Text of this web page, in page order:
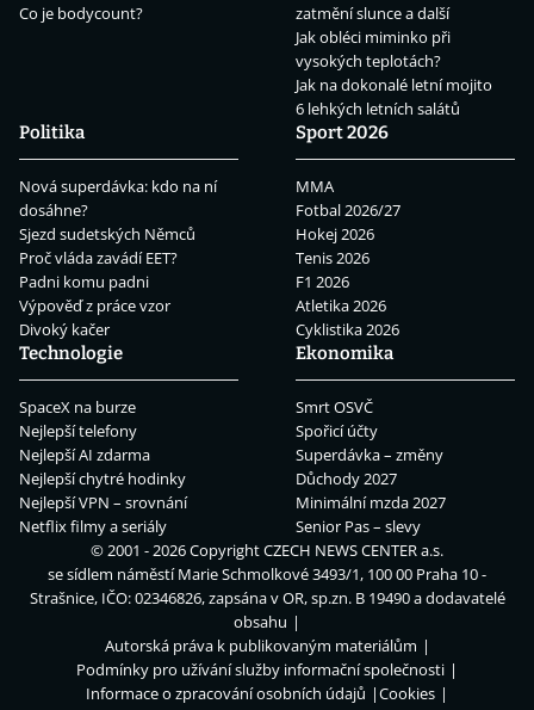
Co je bodycount?
zatmění slunce a další
Jak obléci miminko při
vysokých teplotách?
Jak na dokonalé letní mojito
6 lehkých letních salátů
Politika
Nová superdávka: kdo na ní
dosáhne?
Sjezd sudetských Němců
Proč vláda zavádí EET?
Padni komu padni
Výpověď z práce vzor
Divoký kačer
Sport 2026
MMA
Fotbal 2026/27
Hokej 2026
Tenis 2026
F1 2026
Atletika 2026
Cyklistika 2026
Technologie
SpaceX na burze
Nejlepší telefony
Nejlepší AI zdarma
Nejlepší chytré hodinky
Nejlepší VPN – srovnání
Netflix filmy a seriály
Ekonomika
Smrt OSVČ
Spořicí účty
Superdávka – změny
Důchody 2027
Minimální mzda 2027
Senior Pas – slevy
© 2001 - 2026 CopyrightCZECH NEWS CENTER a.s.
se sídlem náměstí Marie Schmolkové 3493/1, 100 00 Praha 10 -
Strašnice, IČO: 02346826, zapsána v OR, sp.zn. B 19490 a dodavatelé
obsahu
Autorská práva k publikovaným materiálům
Podmínky pro užívání služby informační společnosti
Informace o zpracování osobních údajů
Cookies